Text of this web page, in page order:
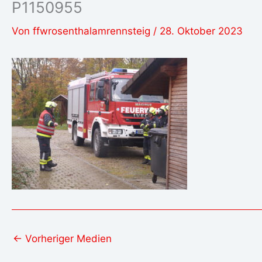
P1150955
Von ffwrosenthalamrennsteig / 28. Oktober 2023
← Vorheriger Medien